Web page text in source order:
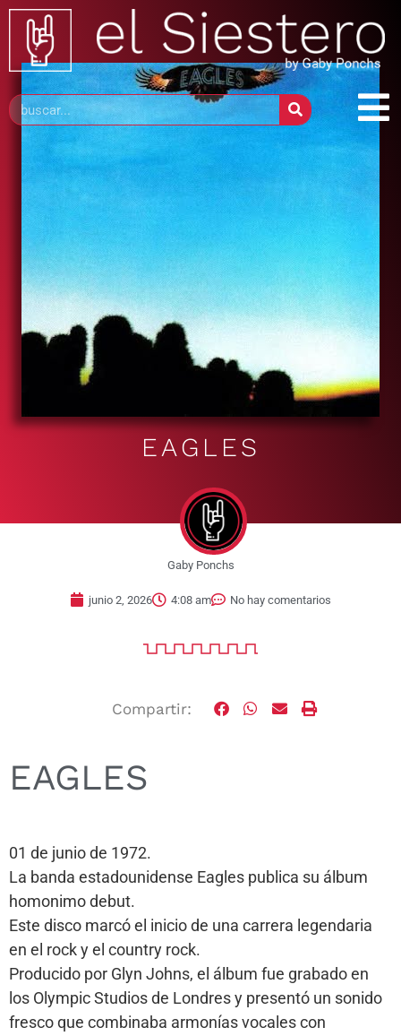
EAGLES
Gaby Ponchs
junio 2, 2026 4:08 am No hay comentarios
Compartir:
EAGLES
01 de junio de 1972.
La banda estadounidense Eagles publica su álbum
homonimo debut.
Este disco marcó el inicio de una carrera legendaria
en el rock y el country rock.
Producido por Glyn Johns, el álbum fue grabado en
los Olympic Studios de Londres y presentó un sonido
fresco que combinaba armonías vocales con